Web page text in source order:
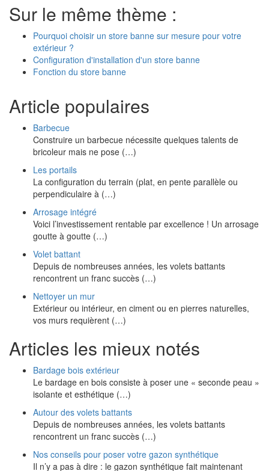
Sur le même thème :
Pourquoi choisir un store banne sur mesure pour votre
extérieur ?
Configuration d'installation d'un store banne
Fonction du store banne
Article populaires
Barbecue
Construire un barbecue nécessite quelques talents de
bricoleur mais ne pose (…)
Les portails
La configuration du terrain (plat, en pente parallèle ou
perpendiculaire à (…)
Arrosage intégré
Voici l’investissement rentable par excellence ! Un arrosage
goutte à goutte (…)
Volet battant
Depuis de nombreuses années, les volets battants
rencontrent un franc succès (…)
Nettoyer un mur
Extérieur ou intérieur, en ciment ou en pierres naturelles,
vos murs requièrent (…)
Articles les mieux notés
Bardage bois extérieur
Le bardage en bois consiste à poser une « seconde peau »
isolante et esthétique (…)
Autour des volets battants
Depuis de nombreuses années, les volets battants
rencontrent un franc succès (…)
Nos conseils pour poser votre gazon synthétique
Il n’y a pas à dire : le gazon synthétique fait maintenant